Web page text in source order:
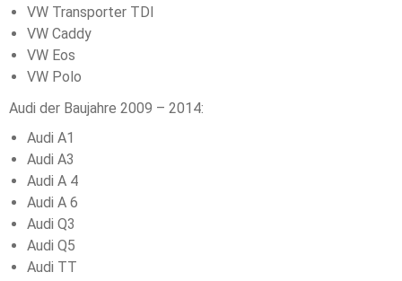
VW Transporter TDI
VW Caddy
VW Eos
VW Polo
Audi der Baujahre 2009 – 2014:
Audi A1
Audi A3
Audi A 4
Audi A 6
Audi Q3
Audi Q5
Audi TT